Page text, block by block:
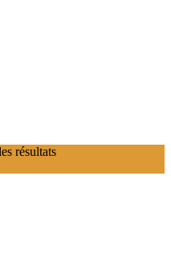
résultats